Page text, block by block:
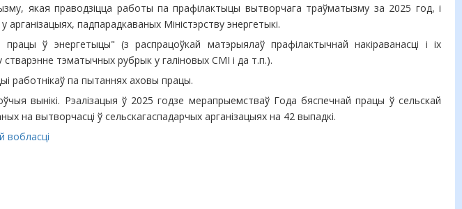
якая праводзіцца работы па прафілактыцы вытворчага траўматызму за 2025 год, і
падпарадкаваных Міністэрству энергетыкі.
ў энергетыцы" (з распрацоўкай матэрыялаў прафілактычнай накіраванасці і іх
тэматычных рубрык у галіновых СМІ і да т.п.).
работнікаў па пытаннях аховы працы.
вынікі. Рэалізацыя ў 2025 годзе мерапрыемстваў Года бяспечнай працы ў сельскай
на вытворчасці ў сельскагаспадарчых арганізацыях на 42 выпадкі.
вобласці